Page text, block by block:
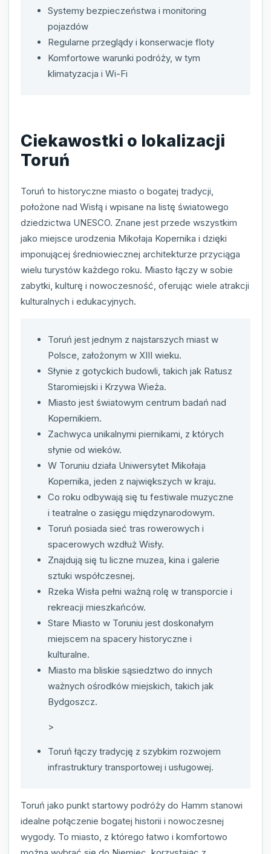
Systemy bezpieczeństwa i monitoring
pojazdów
Regularne przeglądy i konserwacje floty
Komfortowe warunki podróży, w tym
klimatyzacja i Wi-Fi
Ciekawostki o lokalizacji
Toruń
Toruń to historyczne miasto o bogatej tradycji,
położone nad Wisłą i wpisane na listę światowego
dziedzictwa UNESCO. Znane jest przede wszystkim
jako miejsce urodzenia Mikołaja Kopernika i dzięki
imponującej średniowiecznej architekturze przyciąga
wielu turystów każdego roku. Miasto łączy w sobie
zabytki, kulturę i nowoczesność, oferując wiele atrakcji
kulturalnych i edukacyjnych.
Toruń jest jednym z najstarszych miast w
Polsce, założonym w XIII wieku.
Słynie z gotyckich budowli, takich jak Ratusz
Staromiejski i Krzywa Wieża.
Miasto jest światowym centrum badań nad
Kopernikiem.
Zachwyca unikalnymi piernikami, z których
słynie od wieków.
W Toruniu działa Uniwersytet Mikołaja
Kopernika, jeden z największych w kraju.
Co roku odbywają się tu festiwale muzyczne
i teatralne o zasięgu międzynarodowym.
Toruń posiada sieć tras rowerowych i
spacerowych wzdłuż Wisły.
Znajdują się tu liczne muzea, kina i galerie
sztuki współczesnej.
Rzeka Wisła pełni ważną rolę w transporcie i
rekreacji mieszkańców.
Stare Miasto w Toruniu jest doskonałym
miejscem na spacery historyczne i
kulturalne.
Miasto ma bliskie sąsiedztwo do innych
ważnych ośrodków miejskich, takich jak
Bydgoszcz.
>
Toruń łączy tradycję z szybkim rozwojem
infrastruktury transportowej i usługowej.
Toruń jako punkt startowy podróży do Hamm stanowi
idealne połączenie bogatej historii i nowoczesnej
wygody. To miasto, z którego łatwo i komfortowo